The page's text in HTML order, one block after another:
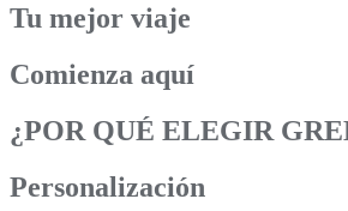
Tu mejor viaje
Comienza aquí
¿POR QUÉ ELEGIR
Personalización